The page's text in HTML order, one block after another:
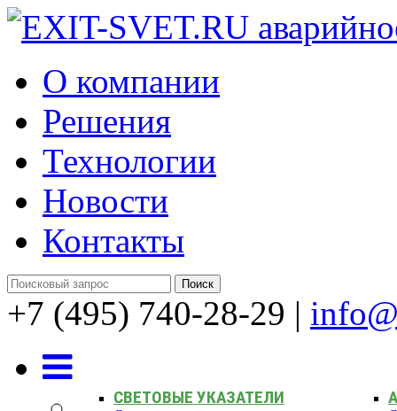
О компании
Решения
Технологии
Новости
Контакты
+7 (495) 740-28-29 |
СВЕТОВЫЕ УКАЗАТЕЛИ